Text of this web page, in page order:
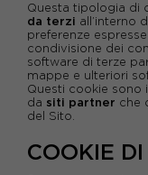
Questa tipologia di
da terzi all’interno
preferenze
condivisione dei
software di terze
mappe e ulteriori
Questi cookie sono
da siti partner che
del Sito.
COOKIE